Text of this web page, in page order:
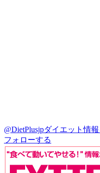
@DietPlusjpダイエット情
フォローする